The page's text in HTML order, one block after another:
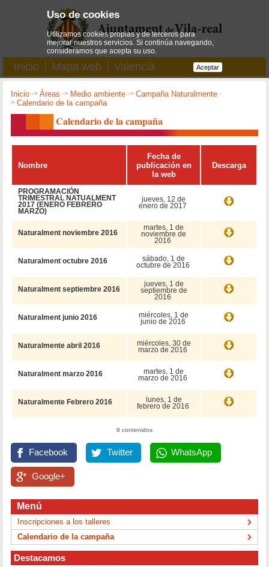
Inicio Mapa web Valencià
Inicio ->Áreas -> Medio ambiente ->Campaña Naturalmente -
>Calendario de la campaña
Calendario de la campaña
Nombre
Fecha de
publicación en
la web
Descarga
PROGRAMACIÓN
TRIMESTRAL NATUALMENT
2017 (ENERO FEBRERO
MARZO)
jueves, 12 de
enero de 2017
Naturalment noviembre 2016
martes, 1 de
noviembre de
2016
Naturalment octubre 2016 sábado, 1 de
octubre de 2016
Naturalment septiembre 2016
jueves, 1 de
septiembre de
2016
Naturalment junio 2016 miércoles, 1 de
junio de 2016
Naturalmente abril 2016 miércoles, 30 de
marzo de 2016
Naturalment marzo 2016 martes, 1 de
marzo de 2016
Naturalmente Febrero 2016 lunes, 1 de
febrero de 2016
8 contenidos
Facebook Twitter WhatsApp
Google+
Menú
Inscripciones a los talleres
Calendario de la campaña
Destacamos
Uso de cookies
Utilizamos cookies propias y de terceros para
mejorar nuestros servicios. Si continúa navegando,
consideramos que acepta su uso.
Aceptar